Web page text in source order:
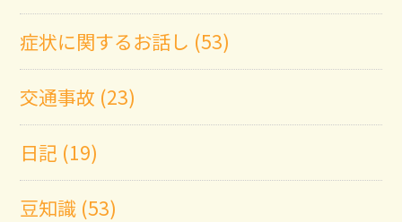
症状に関するお話し (53)
交通事故 (23)
日記 (19)
豆知識 (53)